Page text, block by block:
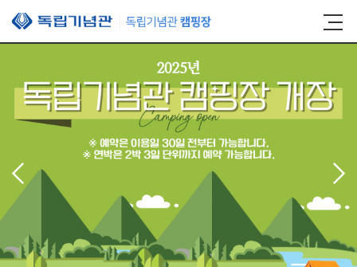
본문 바로가기